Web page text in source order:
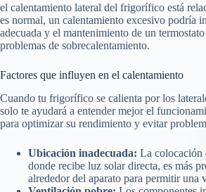
el calentamiento lateral del frigorífico está
es normal, un calentamiento excesivo podría
adecuada y el mantenimiento de un
problemas de sobrecalentamiento.
Factores que influyen en el calentamiento
Cuando tu frigorífico se calienta por los
solo te ayudará a entender mejor el
para optimizar su rendimiento y evitar
Ubicación inadecuada: La colocación
donde recibe luz solar directa, es más
alrededor del aparato para permitir una